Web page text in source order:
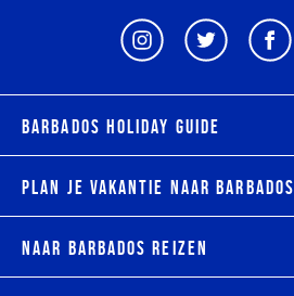
Barbados Holiday Guide
Plan je vakantie naar Barbados
Naar Barbados reizen